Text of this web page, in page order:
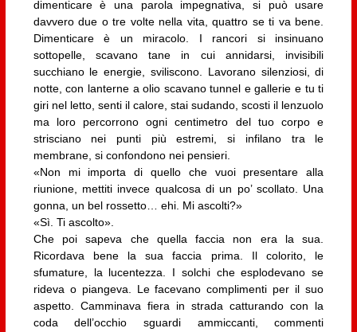
dimenticare è una parola impegnativa, si può usare
davvero due o tre volte nella vita, quattro se ti va bene.
Dimenticare è un miracolo. I rancori si insinuano
sottopelle, scavano tane in cui annidarsi, invisibili
succhiano le energie, sviliscono. Lavorano silenziosi, di
notte, con lanterne a olio scavano tunnel e gallerie e tu ti
giri nel letto, senti il calore, stai sudando, scosti il lenzuolo
ma loro percorrono ogni centimetro del tuo corpo e
strisciano nei punti più estremi, si infilano tra le
membrane, si confondono nei pensieri.
«Non mi importa di quello che vuoi presentare alla
riunione, mettiti invece qualcosa di un po’ scollato. Una
gonna, un bel rossetto… ehi. Mi ascolti?»
«Sì. Ti ascolto».
Che poi sapeva che quella faccia non era la sua.
Ricordava bene la sua faccia prima. Il colorito, le
sfumature, la lucentezza. I solchi che esplodevano se
rideva o piangeva. Le facevano complimenti per il suo
aspetto. Camminava fiera in strada catturando con la
coda dell’occhio sguardi ammiccanti, commenti